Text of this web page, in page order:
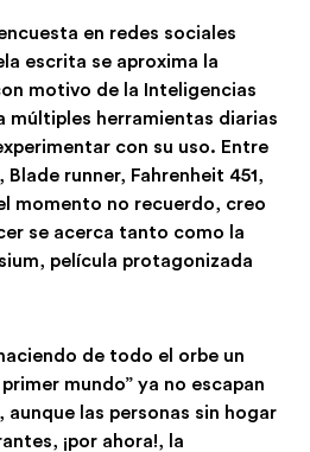
en redes sociales
escrita se aproxima la
motivo de la Inteligencias
múltiples herramientas diarias
con su uso. Entre
Blade runner, Fahrenheit 451,
momento no recuerdo, creo
se acerca tanto como la
película protagonizada
de todo el orbe un
mundo” ya no escapan
aunque las personas sin hogar
¡por ahora!, la